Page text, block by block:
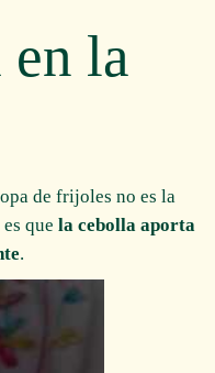
en la
de frijoles no es la
que la cebolla aporta
.